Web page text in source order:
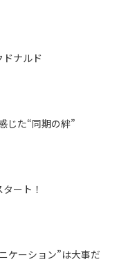
ナルド
じた“同期の絆”
ート！
ケーション”は大事だ